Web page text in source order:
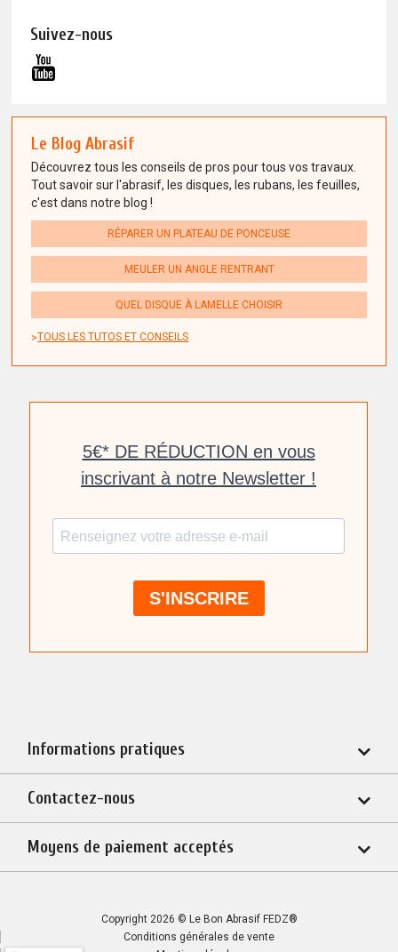
Suivez-nous
Le Blog Abrasif
Découvrez tous les conseils de pros pour tous vos travaux.
Tout savoir sur l'abrasif, les disques, les rubans, les feuilles,
c'est dans notre blog !
RÉPARER UN PLATEAU DE PONCEUSE
MEULER UN ANGLE RENTRANT
QUEL DISQUE À LAMELLE CHOISIR
TOUS LES TUTOS ET CONSEILS
Informations pratiques
Contactez-nous
Moyens de paiement acceptés
Copyright 2026 © Le Bon Abrasif FEDZ®
Conditions générales de vente